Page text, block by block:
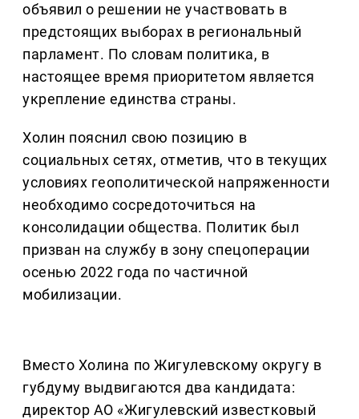
объявил о решении не участвовать в
предстоящих выборах в региональный
парламент. По словам политика, в
настоящее время приоритетом является
укрепление единства страны.
Холин пояснил свою позицию в
социальных сетях, отметив, что в текущих
условиях геополитической напряженности
необходимо сосредоточиться на
консолидации общества. Политик был
призван на службу в зону спецоперации
осенью 2022 года по частичной
мобилизации.
Вместо Холина по Жигулевскому округу в
губдуму выдвигаются два кандидата:
директор АО «Жигулевский известковый